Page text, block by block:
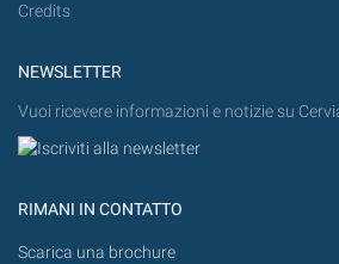
Credits
NEWSLETTER
Vuoi ricevere informazioni e notizie su
RIMANI IN CONTATTO
Scarica una brochure